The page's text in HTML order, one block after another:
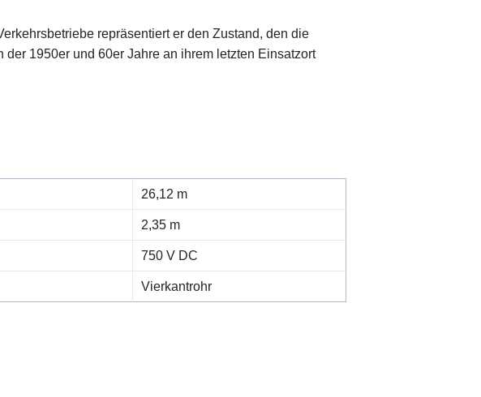
repräsentiert er den Zustand, den die
1950er und 60er Jahre an ihrem letzten Einsatzort
26,12 m
2,35 m
750 V DC
Vierkantrohr